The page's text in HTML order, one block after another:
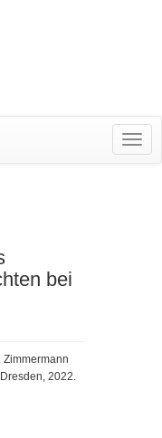
bei
Zimmermann
2022.